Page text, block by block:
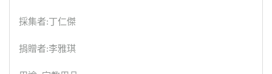
採集者:丁仁傑
捐贈者:李雅琪